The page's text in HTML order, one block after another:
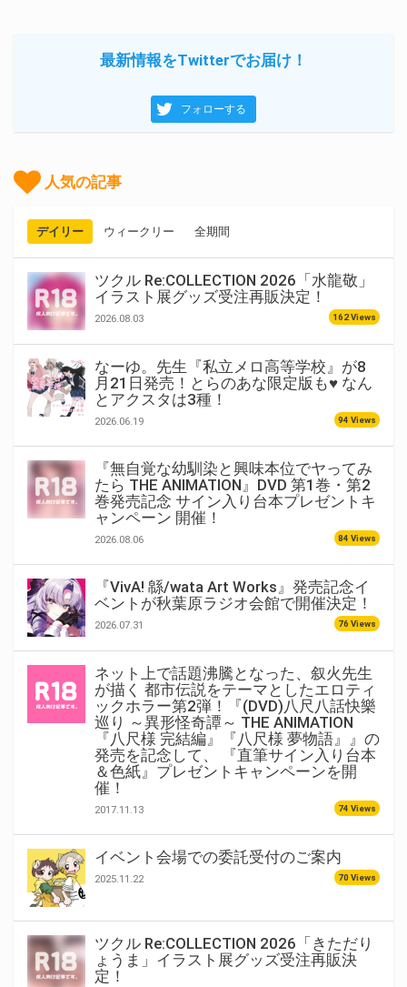
最新情報をTwitterでお届け！
フォローする
人気の記事
デイリー ウィークリー 全期間
ツクル Re:COLLECTION 2026「水龍敬」
イラスト展グッズ受注再販決定！
2026.08.03 162 Views
なーゆ。先生『私立メロ高等学校』が8
月21日発売！とらのあな限定版も♥ なん
とアクスタは3種！
2026.06.19 94 Views
『無自覚な幼馴染と興味本位でヤってみ
たら THE ANIMATION』DVD 第1巻・第2
巻発売記念 サイン入り台本プレゼントキ
ャンペーン 開催！
2026.08.06 84 Views
『VivA! 緜/wata Art Works』発売記念イ
ベントが秋葉原ラジオ会館で開催決定！
2026.07.31 76 Views
ネット上で話題沸騰となった、叙火先生
が描く 都市伝説をテーマとしたエロティ
ックホラー第2弾！『(DVD)八尺八話快樂
巡り ～異形怪奇譚～ THE ANIMATION
『八尺様 完結編』『八尺様 夢物語』』の
発売を記念して、 『直筆サイン入り台本
＆色紙』プレゼントキャンペーンを開
催！
2017.11.13 74 Views
イベント会場での委託受付のご案内
2025.11.22 70 Views
ツクル Re:COLLECTION 2026「きただり
ょうま」イラスト展グッズ受注再販決
定！